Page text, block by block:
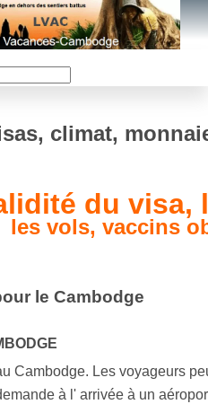
climat,
du visa,
les vols, vaccins
le Cambodge
Cambodge. Les voyageurs
à l' arrivée à un